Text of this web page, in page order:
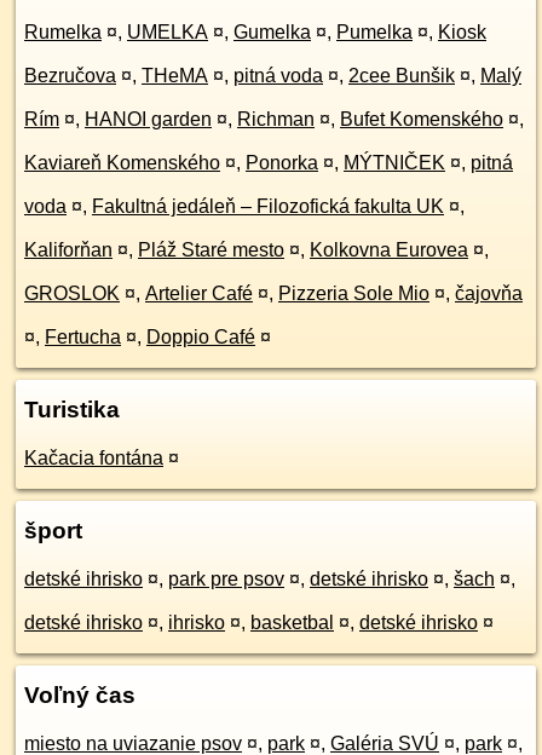
Rumelka ¤, UMELKA ¤, Gumelka ¤, Pumelka ¤, Kiosk
Bezručova ¤, THeMA ¤, pitná voda ¤, 2cee Bunšik ¤, Malý
Rím ¤, HANOI garden ¤, Richman ¤, Bufet Komenského ¤,
Kaviareň Komenského ¤, Ponorka ¤, MÝTNIČEK ¤, pitná
voda ¤, Fakultná jedáleň – Filozofická fakulta UK ¤,
Kaliforňan ¤, Pláž Staré mesto ¤, Kolkovna Eurovea ¤,
GROSLOK ¤, Artelier Café ¤, Pizzeria Sole Mio ¤, čajovňa
¤, Fertucha ¤, Doppio Café ¤
Turistika
Kačacia fontána ¤
šport
detské ihrisko ¤, park pre psov ¤, detské ihrisko ¤, šach ¤,
detské ihrisko ¤, ihrisko ¤, basketbal ¤, detské ihrisko ¤
Voľný čas
miesto na uviazanie psov ¤, park ¤, Galéria SVÚ ¤, park ¤,